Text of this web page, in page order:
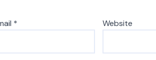
* Website